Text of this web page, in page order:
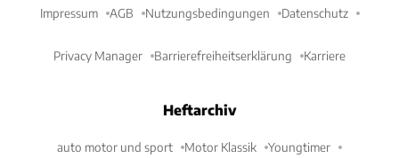
Impressum AGB Nutzungsbedingungen Datenschutz
Privacy Manager Barrierefreiheitserklärung Karriere
Heftarchiv
auto motor und sport Motor Klassik Youngtimer